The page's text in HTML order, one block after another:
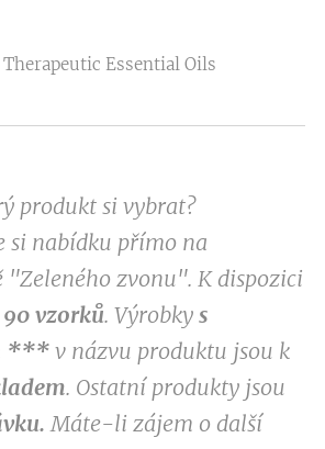
Essential Oils
produkt si vybrat?
si nabídku přímo na
"Zeleného zvonu". K dispozici
90 vzorků. Výrobky s
*** v názvu produktu jsou k
. Ostatní produkty jsou
Máte-li zájem o další